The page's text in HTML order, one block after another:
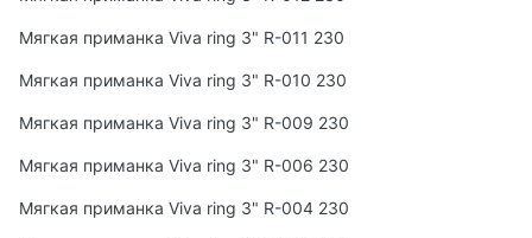
Мягкая приманка Viva ring 3" R-011 230
Мягкая приманка Viva ring 3" R-010 230
Мягкая приманка Viva ring 3" R-009 230
Мягкая приманка Viva ring 3" R-006 230
Мягкая приманка Viva ring 3" R-004 230